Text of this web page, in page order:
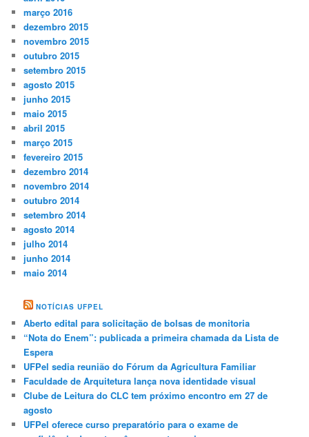
março 2016
dezembro 2015
novembro 2015
outubro 2015
setembro 2015
agosto 2015
junho 2015
maio 2015
abril 2015
março 2015
fevereiro 2015
dezembro 2014
novembro 2014
outubro 2014
setembro 2014
agosto 2014
julho 2014
junho 2014
maio 2014
NOTÍCIAS UFPEL
Aberto edital para solicitação de bolsas de monitoria
“Nota do Enem”: publicada a primeira chamada da Lista de
Espera
UFPel sedia reunião do Fórum da Agricultura Familiar
Faculdade de Arquitetura lança nova identidade visual
Clube de Leitura do CLC tem próximo encontro em 27 de
agosto
UFPel oferece curso preparatório para o exame de